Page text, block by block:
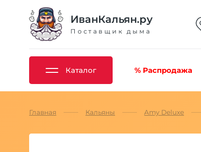
ИванКальян.ру
Поставщик дыма
Каталог % Распродажа
Главная Кальяны Amy Deluxe